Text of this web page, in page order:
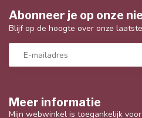
Meer informatie
Mijn webwinkel is toegankelijk
Abonneer je op onze
Blijf op de hoogte over onze